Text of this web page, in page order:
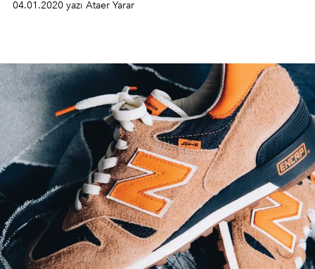
04.01.2020 yazı Ataer Yarar